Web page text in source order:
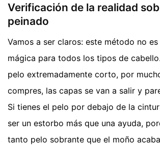
Verificación de la realidad
peinado
Vamos a ser claros: este método no
mágica para todos los tipos de
pelo extremadamente corto, por
compres, las capas se van a salir y
Si tienes el pelo por debajo de la
ser un estorbo más que una ayuda,
tanto pelo sobrante que el moño